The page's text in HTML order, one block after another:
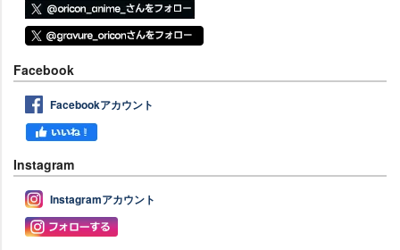
Facebook
Facebookアカウント
Instagram
Instagramアカウント